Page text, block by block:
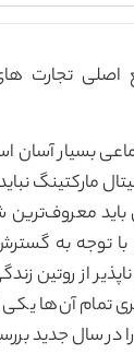
اصلی تجارت
بسیار آسان
مارکتینگ
معروف‌ترین
با توجه به
از روتین
تمام آن‌ها
در سال جدید